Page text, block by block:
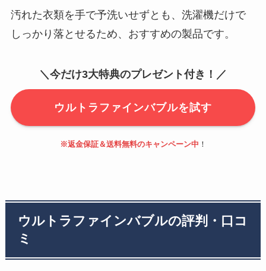
汚れた衣類を手で予洗いせずとも、洗濯機だけで
しっかり落とせるため、おすすめの製品です。
＼今だけ3大特典のプレゼント付き！／
ウルトラファインバブルを試す
※返金保証＆送料無料のキャンペーン中 ！
ウルトラファインバブルの評判・口コ
ミ